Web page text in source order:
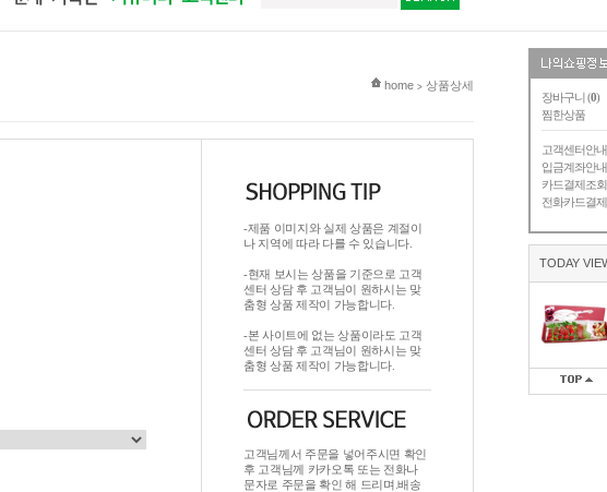
장바구니 (0)
찜한상품
고객센터안내
입금계좌안내
카드결제조회
전화카드결제
TODAY
현재 위치
home > 상품상세
-제품 이미지와 실제 상품은 계절이
나 지역에 따라 다를 수 있습니다.
-현재 보시는 상품을 기준으로 고객
센터 상담 후 고객님이 원하시는 맞
춤형 상품 제작이 가능합니다.
-본 사이트에 없는 상품이라도 고객
센터 상담 후 고객님이 원하시는 맞
춤형 상품 제작이 가능합니다.
고객님께서 주문을 넣어주시면 확인
후 고객님께 카카오톡 또는 전화나
문자로 주문을 확인 해 드리며.배송